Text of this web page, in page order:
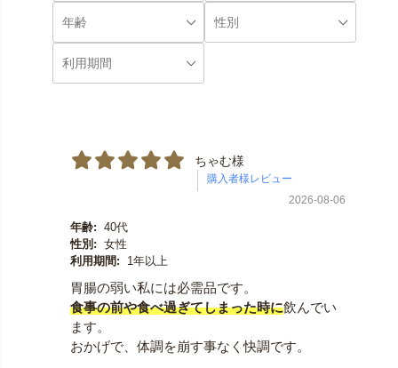
ちゃむ様
2026-08-06
年齢: 40代
性別: 女性
利用期間:
1年以上
胃腸の弱い私には必需品です。
食事の前や食べ過ぎてしまった時に飲んでい
ます。
おかげで、体調を崩す事なく快調です。